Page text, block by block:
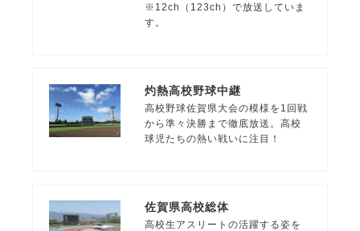
※12ch（123ch）で放送していま
す。
灼熱高校野球中継
高校野球佐賀県大会の模様を1回戦
から準々決勝まで徹底放送。高校
球児たちの熱い戦いに注目！
佐賀県高校総体
高校生アスリートの活躍する姿を